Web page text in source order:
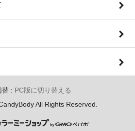
替 : PC版に切り替える
All Rights Reserved.